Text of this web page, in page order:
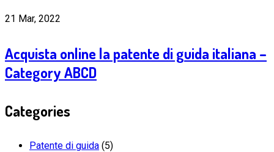
21 Mar, 2022
Acquista online la patente di guida italiana –
Category ABCD
Categories
Patente di guida (5)